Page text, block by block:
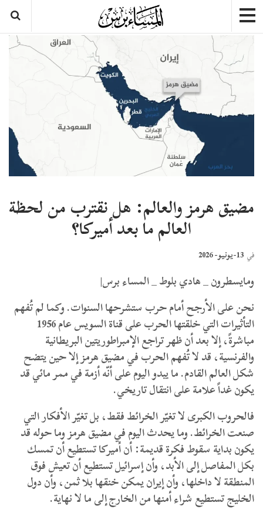
مضيق هرمز والعالم: هل نقترب من لحظة
العالم ما بعد أميركا؟
في 13-يونيو- 2026
ومايسطرون _ هادي بلوط _ المساء برس|
نحن على الأرجح أمام حرب ستشرحها السنوات. وكما لم تُفهم
التأثيرات التي خلقتها الحرب على قناة السويس عام 1956
مباشرةً، إلا بعد أن ظهر تراجع الإمبراطوريتين البريطانية
والفرنسية، قد لا تُفهم الحرب في مضيق هرمز إلا حين يتضح
شكل العالم القادم. ما يبدو اليوم على أنّه أزمة في ممر مائي قد
يكون غداً علامة على انتقال تاريخي.
فالحروب الكبرى لا تغيّر الخرائط فقط، بل تغيّر الأفكار التي
صنعت الخرائط. وما يحدث اليوم في مضيق هرمز وما حوله قد
يكون بداية سقوط فكرة قديمة: أن أميركا تستطيع أن تمسك
بكل المفاصل إلى الأبد، وأن إسرائيل تستطيع أن تعيش فوق
المنطقة لا داخلها، وأن إيران يمكن خنقها بلا ثمن، وأن دول
الخليج تستطيع شراء أمنها من الخارج إلى ما لا نهاية.